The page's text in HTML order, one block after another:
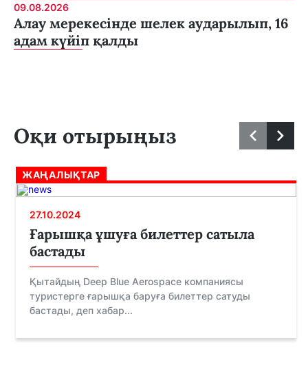
09.08.2026
Алау мерекесінде шелек аударылып, 16
адам күйіп қалды
Оқи отырыңыз
ЖАҢАЛЫҚТАР
27.10.2024
Ғарышқа ұшуға билеттер сатыла
бастады
Қытайдың Deep Blue Aerospace компаниясы
туристерге ғарышқа баруға билеттер сатуды
бастады, деп хабар...